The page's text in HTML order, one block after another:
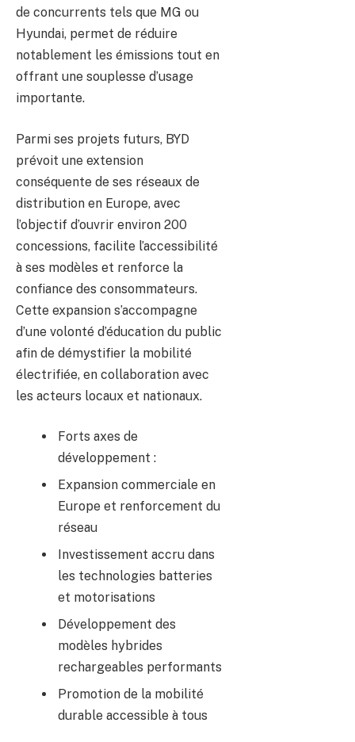
de concurrents tels que MG ou
Hyundai, permet de réduire
notablement les émissions tout en
offrant une souplesse d’usage
importante.
Parmi ses projets futurs, BYD
prévoit une extension
conséquente de ses réseaux de
distribution en Europe, avec
l’objectif d’ouvrir environ 200
concessions, facilite l’accessibilité
à ses modèles et renforce la
confiance des consommateurs.
Cette expansion s’accompagne
d’une volonté d’éducation du public
afin de démystifier la mobilité
électrifiée, en collaboration avec
les acteurs locaux et nationaux.
Forts axes de
développement :
Expansion commerciale en
Europe et renforcement du
réseau
Investissement accru dans
les technologies batteries
et motorisations
Développement des
modèles hybrides
rechargeables performants
Promotion de la mobilité
durable accessible à tous